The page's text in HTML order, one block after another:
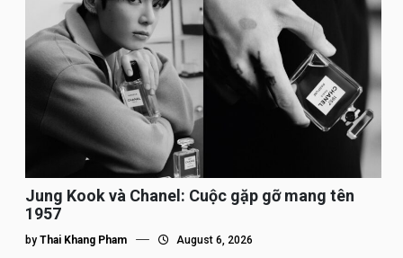
Jung Kook và Chanel: Cuộc gặp gỡ mang tên
1957
by Thai Khang Pham August 6, 2026